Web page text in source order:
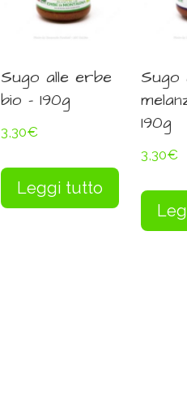
Sugo alle erbe
bio – 190g
3,30€
Leggi tutto
Sugo
190g
3,30€